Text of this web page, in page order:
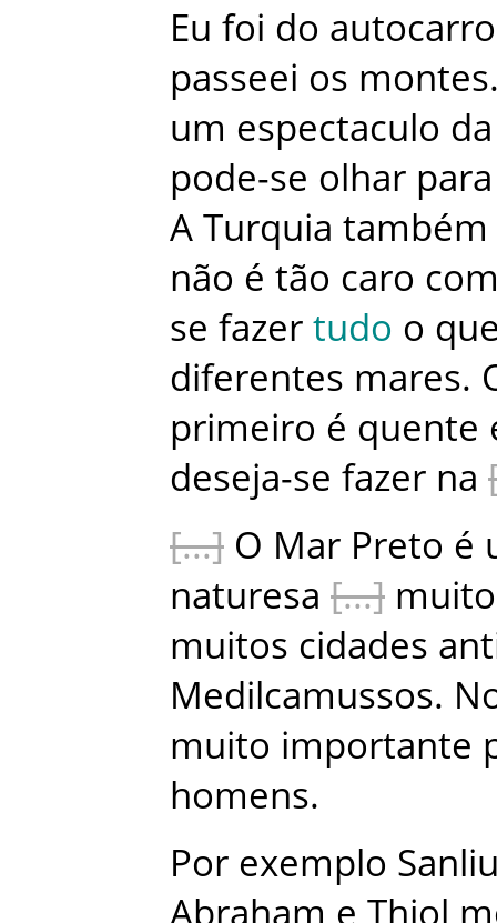
Eu foi do autocarro
passeei os montes
um espectaculo da
pode-se olhar para
A Turquia também
não é tão caro
se fazer tudo o
diferentes mares.
primeiro é quente
deseja-se fazer na
O Mar Preto é
naturesa
muito
muitos cidades
Medilcamussos.
muito importante
homens.
Por exemplo
Abraham e Thiol